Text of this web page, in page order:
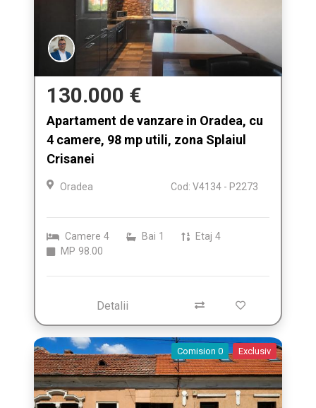
130.000 €
Apartament de vanzare in Oradea, cu
4 camere, 98 mp utili, zona Splaiul
Crisanei
Oradea Cod: V4134 - P2273
Camere 4 Bai 1 Etaj 4
MP 98.00
Detalii
Comision 0 Exclusiv